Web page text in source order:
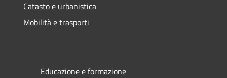
Catasto e urbanistica
Mobilità e trasporti
Educazione e formazione